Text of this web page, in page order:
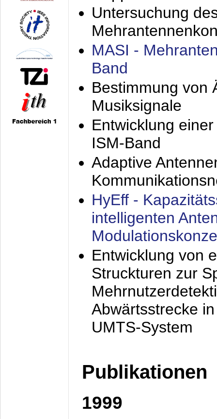
Untersuchung
MASI -
Band
Bestimmung von
Musiksignale
Entwicklung
ISM-Band
Adaptive
HyEff -
intelligenten
Entwicklung von
Struckturen zur
Abwärtsstrecke
UMTS-System
Publikationen
1999